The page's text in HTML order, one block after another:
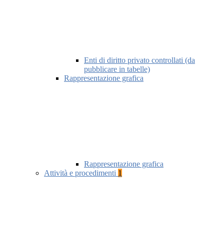
Enti di diritto privato controllati (da
pubblicare in tabelle)
Rappresentazione grafica
Rappresentazione grafica
Attività e procedimenti 1